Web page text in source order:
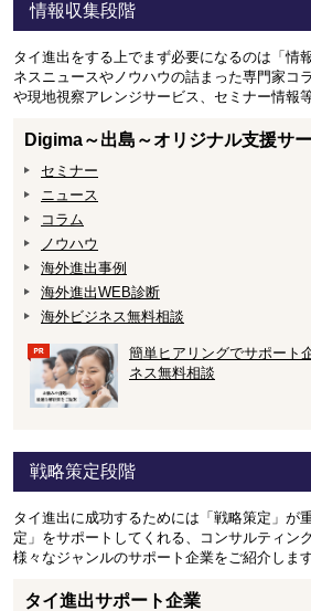
情報収集段階
タイ進出をする上でまず必要になるのは「情
ネスニュースやノウハウの詰まった専門家コ
や現地視察アレンジサービス、セミナー情報
Digima～出島～オリジナル支援サ
セミナー
ニュース
コラム
ノウハウ
海外進出事例
海外進出WEB診断
海外ビジネス無料相談
簡単ヒアリングでサポート
ネス無料相談
戦略策定段階
タイ進出に成功するためには「戦略策定」が
定」をサポートしてくれる、コンサルティン
様々なジャンルのサポート企業をご紹介します
タイ進出サポート企業